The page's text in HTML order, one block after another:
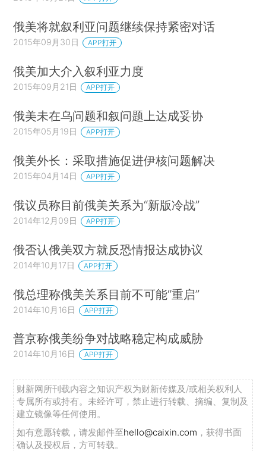
俄美将就叙利亚问题继续保持紧密对话
2015年09月30日 APP打开
俄美加大介入叙利亚力度
2015年09月21日 APP打开
俄美未在乌问题和叙问题上达成妥协
2015年05月19日 APP打开
俄美外长：采取措施促进伊核问题解决
2015年04月14日 APP打开
俄议员称目前俄美关系为“新版冷战”
2014年12月09日 APP打开
俄否认俄美双方就反恐情报达成协议
2014年10月17日 APP打开
俄总理称俄美关系目前不可能“重启”
2014年10月16日 APP打开
普京称俄美纷争对战略稳定构成威胁
2014年10月16日 APP打开
财新网所刊载内容之知识产权为财新传媒及/或相关权利人
专属所有或持有。未经许可，禁止进行转载、摘编、复制及
建立镜像等任何使用。
如有意愿转载，请发邮件至hello@caixin.com ，获得书面
确认及授权后，方可转载。